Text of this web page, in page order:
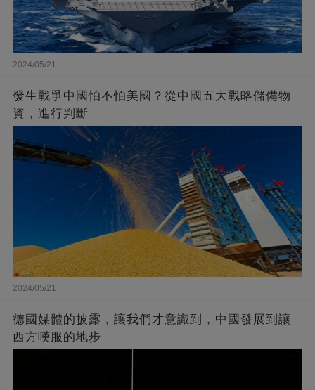
2024/05/21
發生戰爭中國怕不怕美國？從中國五大戰略儲備物
資，進行判斷
2024/05/21
德國媒體的披露，讓我們才意識到，中國發展到讓
西方嘆服的地步